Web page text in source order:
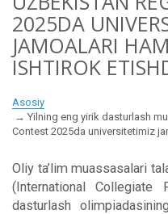
2025DA
JAMOALARI
ISHTIROK
Asosiy
Yilning eng yirik dasturlash
Contest 2025da universitetimiz
Oliy ta’lim muassasalari
(International Collegiate
dasturlash